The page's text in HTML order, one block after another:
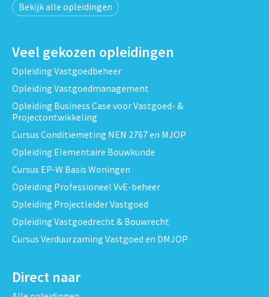
Bekijk alle opleidingen
Veel gekozen opleidingen
Opleiding Vastgoedbeheer
Opleiding Vastgoedmanagement
Opleiding Business Case voor Vastgoed- &
Projectontwikkeling
Cursus Conditiemeting NEN 2767 en MJOP
Opleiding Elementaire Bouwkunde
Cursus EP-W Basis Woningen
Opleiding Professioneel VvE-beheer
Opleiding Projectleider Vastgoed
Opleiding Vastgoedrecht & Bouwrecht
Cursus Verduurzaming Vastgoed en DMJOP
Direct naar